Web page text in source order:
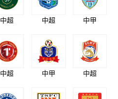
中超 中超 中甲
中超 中甲 中超